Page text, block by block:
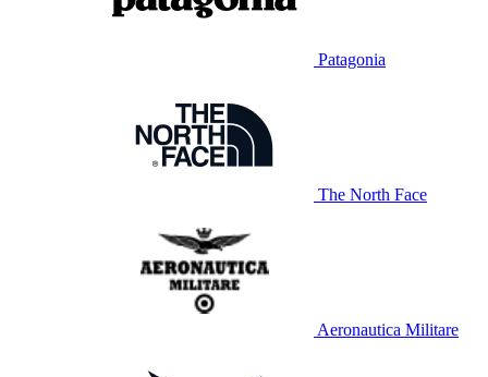
Patagonia
The North Face
Aeronautica Militare